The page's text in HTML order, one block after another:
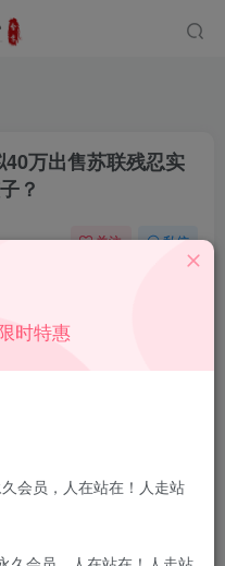
万出售苏联残忍实
？
关注 私信
间联系我们删除！
像，欢迎关注我
时特惠
会员，人在站在！人走站